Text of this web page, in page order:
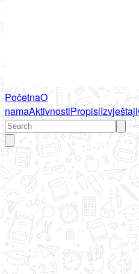
PočetnaO
namaAktivnostiPropisiIzvještaji